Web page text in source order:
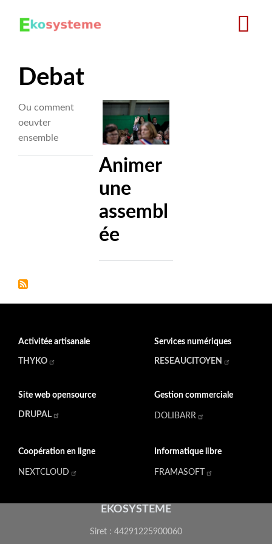
Debat
Ou comment
oeuvter
ensemble
Animer
une
assembl
ée
Activitée artisanale
THYKO
Services numériques
RESEAUCITOYEN
Site web opensource
DRUPAL
Gestion commerciale
DOLIBARR
Coopération en ligne
NEXTCLOUD
Informatique libre
FRAMASOFT
EKOSYSTEME
Siret : 44291225900060